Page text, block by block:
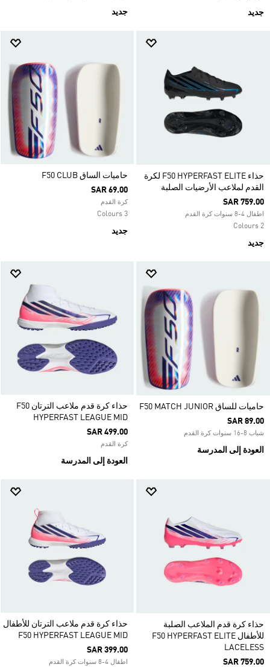
جديد جديد
حذاء F50 HYPERFAST ELITE لكرة
القدم لملاعب الأرضيات الصلبة
SAR 759.00
اطفال 4-8 سنوات كرة القدم
2 Colours
جديد
حاميات الساق F50 CLUB
SAR 69.00
كرة القدم
3 Colours
جديد
حاميات للساق F50 MATCH JUNIOR
SAR 89.00
شباب 8-16 سنوات كرة القدم
العودة إلى المدرسة
حذاء كرة قدم ملاعب الترتان F50
HYPERFAST LEAGUE MID
SAR 499.00
كرة القدم
العودة إلى المدرسة
حذاء كرة قدم الملاعب الصلبة
للأطفال F50 HYPERFAST ELITE
LACELESS
SAR 759.00
حذاء كرة قدم ملاعب الترتان للأطفال
F50 HYPERFAST LEAGUE MID
SAR 399.00
اطفال 4-8 سنوات كرة القدم